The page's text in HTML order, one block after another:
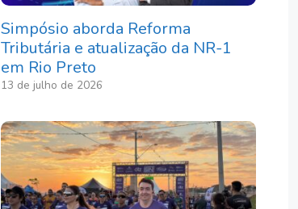
Simpósio aborda Reforma
Tributária e atualização da NR-1
em Rio Preto
13 de julho de 2026